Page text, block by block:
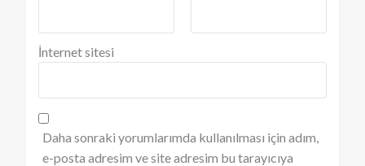
İnternet sitesi
Daha sonraki yorumlarımda kullanılması için adım,
e-posta adresim ve site adresim bu tarayıcıya